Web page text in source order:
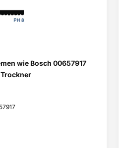
wie Bosch 00657917